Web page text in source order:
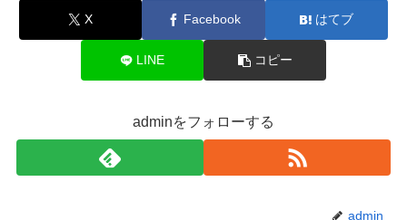
X Facebook はてブ
LINE コピー
adminをフォローする
admin